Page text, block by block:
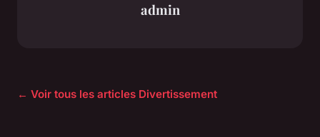
admin
← Voir tous les articles Divertissement